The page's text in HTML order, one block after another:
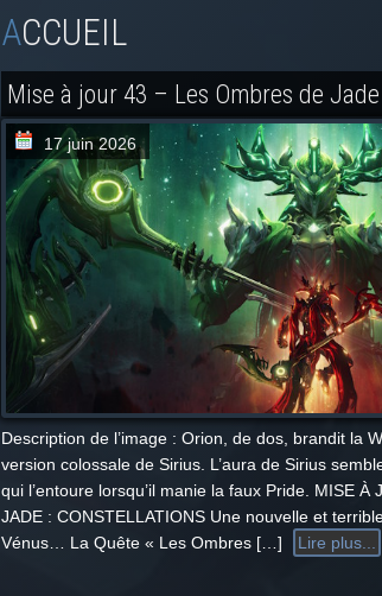
ACCUEIL
Mise à jour 43 – Les Ombres de
17 juin 2026
Description de l’image : Orion, de dos, brandit la
version colossale de Sirius. L’aura de Sirius
qui l’entoure lorsqu’il manie la faux Pride. MISE À
JADE : CONSTELLATIONS Une nouvelle et
Vénus… La Quête « Les Ombres […]
Lire plus...